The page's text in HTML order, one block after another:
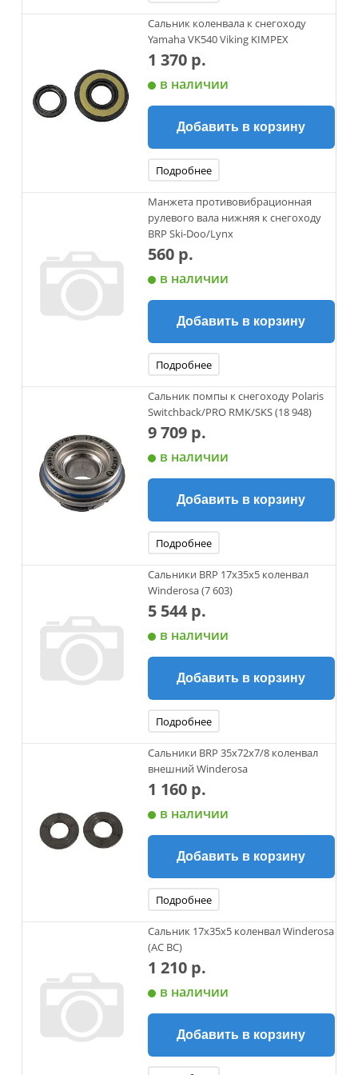
Сальник коленвала к снегоходу
Yamaha VK540 Viking KIMPEX
1 370 р.
в наличии
Добавить в корзину
Подробнее
Манжета противовибрационная
рулевого вала нижняя к снегоходу
BRP Ski-Doo/Lynx
560 р.
в наличии
Добавить в корзину
Подробнее
Сальник помпы к снегоходу Polaris
Switchback/PRO RMK/SKS (18 948)
9 709 р.
в наличии
Добавить в корзину
Подробнее
Сальники BRP 17х35х5 коленвал
Winderosa (7 603)
5 544 р.
в наличии
Добавить в корзину
Подробнее
Сальники BRP 35x72x7/8 коленвал
внешний Winderosa
1 160 р.
в наличии
Добавить в корзину
Подробнее
Сальник 17х35х5 коленвал Winderosa
(AC BC)
1 210 р.
в наличии
Добавить в корзину